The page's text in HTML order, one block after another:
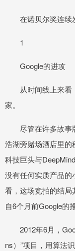
在诺贝尔奖连续发
1
Google的进攻
从时间线上来看
家。
尽管在许多故事
浩湖旁赌场酒店里的
科技巨头与
没有任何实质产品
看，这场竞拍的结
自6个月前Google的推
2012年6月，
ns）”项目，用算法